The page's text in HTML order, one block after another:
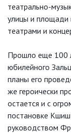
театрально-
улицы и площади
театрами и
Прошло еще 100
юбилейного
планы его
же героически
остается и с
постановке
руководством